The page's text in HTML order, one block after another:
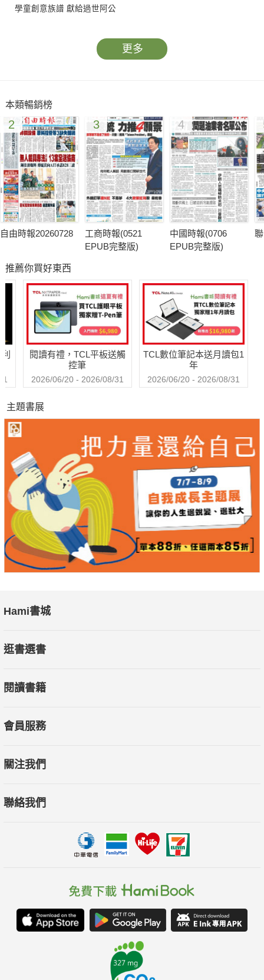
學童創意族譜 獻給過世阿公
更多
本類暢銷榜
2
自由時報20260728
3
工商時報(0521
EPUB完整版)
4
中國時報(0706
EPUB完整版)
推薦你買好東西
閱讀有禮，TCL平板送觸
控筆
2026/06/20 - 2026/08/31
TCL數位筆記本送月讀包1
年
2026/06/20 - 2026/08/31
主題書展
Hami書城
逛書選書
閱讀書籍
會員服務
關注我們
聯絡我們